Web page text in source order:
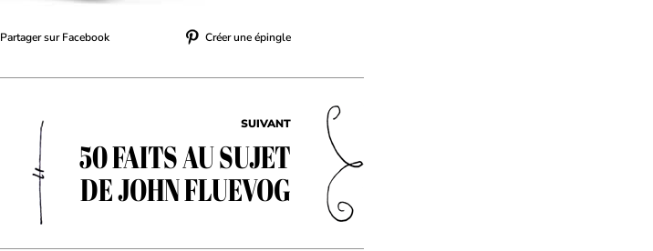
Partager sur Facebook Créer une épingle
SUIVANT
50 FAITS AU SUJET
DE JOHN FLUEVOG